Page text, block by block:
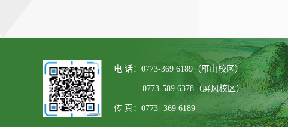
电 话：0773-369 6189（雁山校区）
0773-589 6378（屏风校区）
传 真：0773- 369 6189